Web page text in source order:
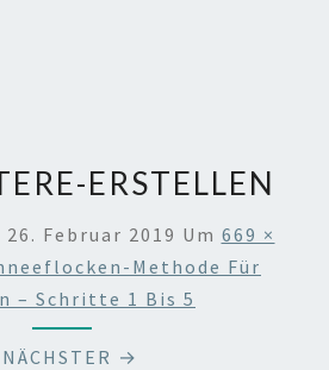
ERSTELLEN
26. Februar 2019 Um 669 ×
Methode Für
– Schritte 1 Bis 5
NÄCHSTER →